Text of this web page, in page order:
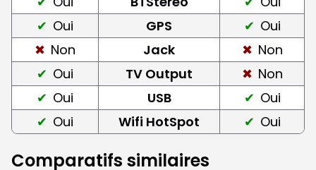
Oui
GPS
Oui
Non
Jack
Non
Oui
TV Output
Non
Oui
USB
Oui
Oui
Wifi HotSpot Oui
Comparatifs similaires